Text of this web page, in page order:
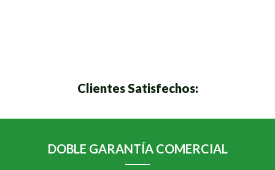
Clientes Satisfechos:
DOBLE GARANTÍA COMERCIAL